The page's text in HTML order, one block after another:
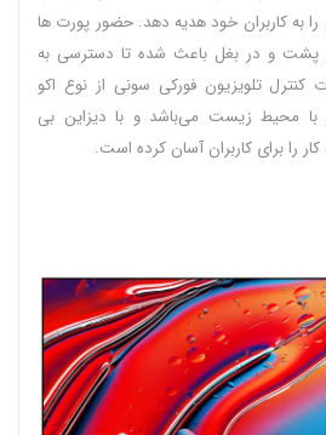
به کاربران خود هدیه دهد. حضور پورت ها
پشت و در بغل باعث شده تا دسترسی به
تلویزیون فورکی سونی از نوع اکو
با محیط زیست می‌باشد و با دیزاین بی
را برای کاربران آسان کرده است.